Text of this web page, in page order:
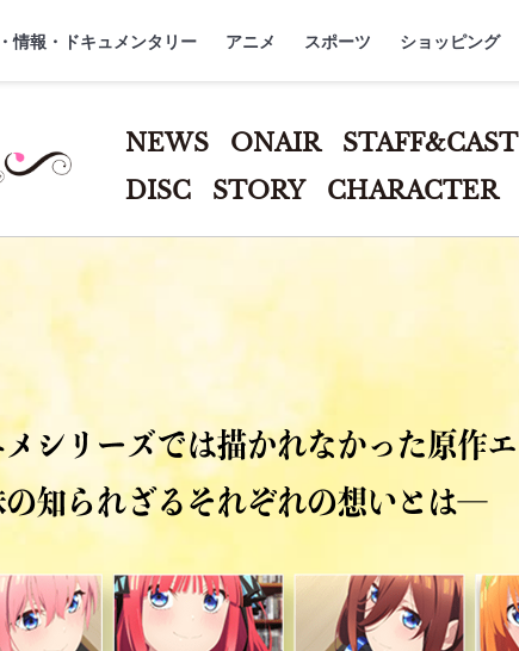
情報・ドキュメンタリー アニメ スポーツ ショッピング
五等分の花嫁∽
NEWS ONAIR STAFF&CAST
DISC
STORY CHARACTER